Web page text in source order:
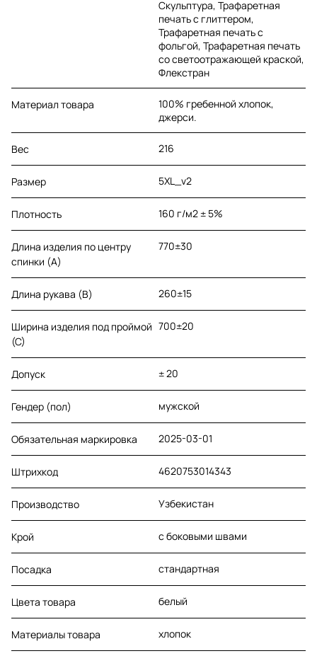
Скульптура, Трафаретная
печать с глиттером,
Трафаретная печать с
фольгой, Трафаретная печать
со светоотражающей краской,
Флекстран
Материал товара
100% гребенной хлопок,
джерси.
Вес 216
Размер 5XL_v2
Плотность 160 г/м2 ± 5%
Длина изделия по центру
спинки (A)
770±30
Длина рукава (B) 260±15
Ширина изделия под проймой
(С)
700±20
Допуск ± 20
Гендер (пол) мужской
Обязательная маркировка 2025-03-01
Штрихкод 4620753014343
Производство Узбекистан
Крой с боковыми швами
Посадка стандартная
Цвета товара белый
Материалы товара хлопок